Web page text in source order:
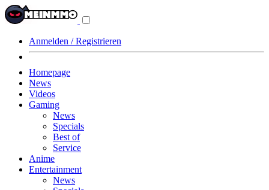
Anmelden / Registrieren
Homepage
News
Videos
Gaming
News
Specials
Best of
Service
Anime
Entertainment
News